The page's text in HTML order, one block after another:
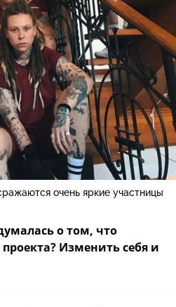
очень яркие участницы
о том, что
Изменить себя и